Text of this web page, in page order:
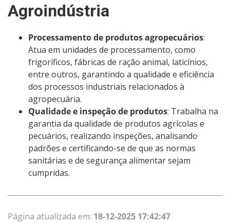
Agroindústria
Processamento de produtos agropecuários:
Atua em unidades de processamento, como
frigoríficos, fábricas de ração animal, laticínios,
entre outros, garantindo a qualidade e eficiência
dos processos industriais relacionados à
agropecuária.
Qualidade e inspeção de produtos: Trabalha na
garantia da qualidade de produtos agrícolas e
pecuários, realizando inspeções, analisando
padrões e certificando-se de que as normas
sanitárias e de segurança alimentar sejam
cumpridas.
Página atualizada em: 18-12-2025 17:42:47